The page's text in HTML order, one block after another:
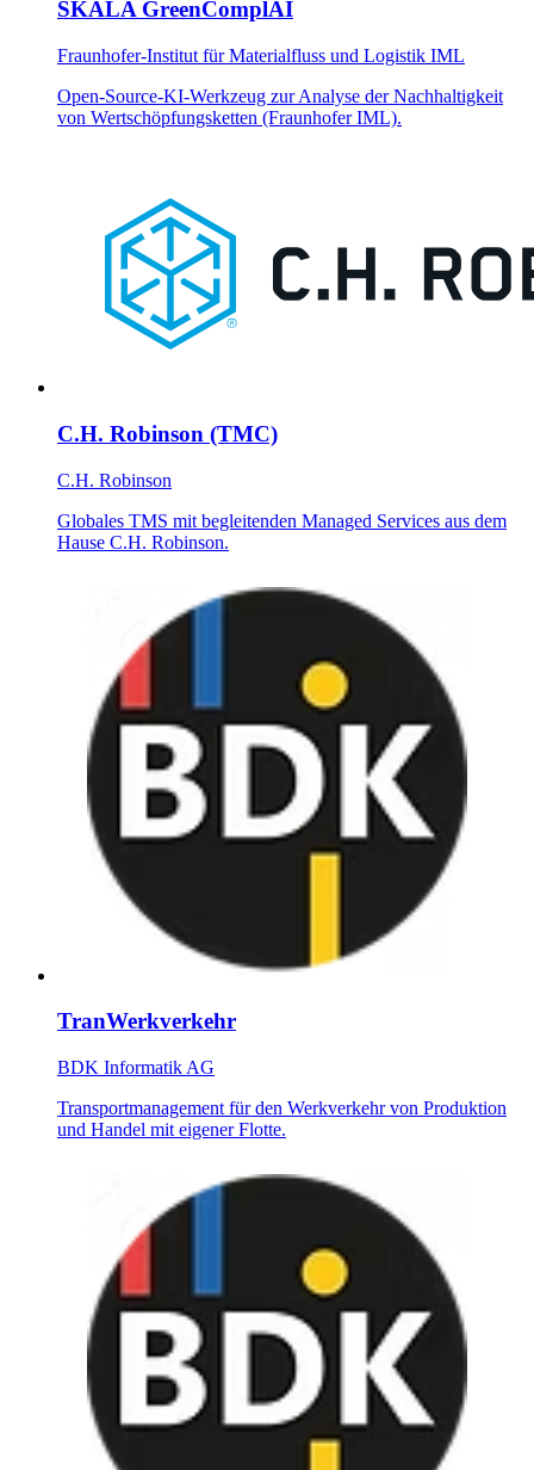
SKALA GreenComplAI
Fraunhofer-Institut für Materialfluss und Logistik IML
Open-Source-KI-Werkzeug zur Analyse der Nachhaltigkeit
von Wertschöpfungsketten (Fraunhofer IML).
C.H. Robinson (TMC)
C.H. Robinson
Globales TMS mit begleitenden Managed Services aus dem
Hause C.H. Robinson.
TranWerkverkehr
BDK Informatik AG
Transportmanagement für den Werkverkehr von Produktion
und Handel mit eigener Flotte.